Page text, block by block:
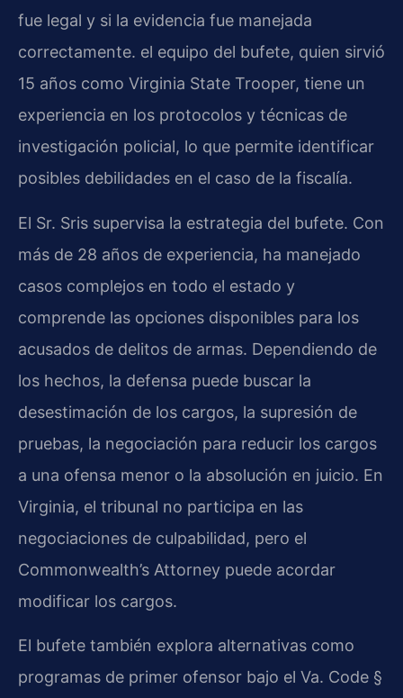
fue legal y si la evidencia fue manejada
correctamente. el equipo del bufete, quien sirvió
15 años como Virginia State Trooper, tiene un
experiencia en los protocolos y técnicas de
investigación policial, lo que permite identificar
posibles debilidades en el caso de la fiscalía.
El Sr. Sris supervisa la estrategia del bufete. Con
más de 28 años de experiencia, ha manejado
casos complejos en todo el estado y
comprende las opciones disponibles para los
acusados de delitos de armas. Dependiendo de
los hechos, la defensa puede buscar la
desestimación de los cargos, la supresión de
pruebas, la negociación para reducir los cargos
a una ofensa menor o la absolución en juicio. En
Virginia, el tribunal no participa en las
negociaciones de culpabilidad, pero el
Commonwealth’s Attorney puede acordar
modificar los cargos.
El bufete también explora alternativas como
programas de primer ofensor bajo el Va. Code §